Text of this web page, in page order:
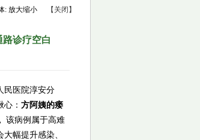
【关闭】
: 放大缩小
诊疗空白
民医院淳安分
： 方阿姨的瘘
该病例属于高难
幅提升感染、